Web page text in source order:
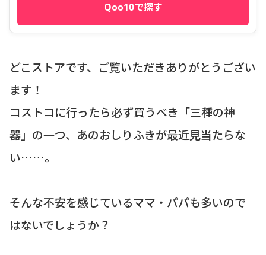
Qoo10で探す
どこストアです、ご覧いただきありがとうござい
ます！
コストコに行ったら必ず買うべき「三種の神
器」の一つ、あのおしりふきが最近見当たらな
い……。
そんな不安を感じているママ・パパも多いので
はないでしょうか？